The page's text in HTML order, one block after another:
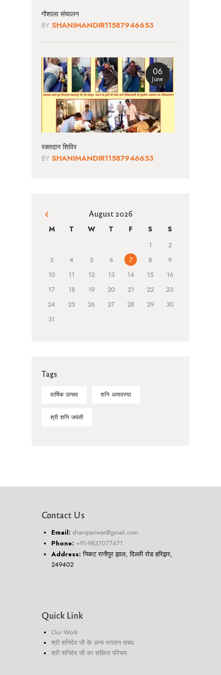
गौशाला संचालन
BY SHANIMANDIR11587946653
06
June
रक्तदान शिविर
BY SHANIMANDIR11587946653
August 2026
M T W T F S S
1
2
3
4 5 6 7 8
9
10
11 12 13 14 15
16
17
18 19 20 21 22
23
24
25 26 27 28 29
30
31
« Jun
Tags
वार्षिक उत्सव शनि अमावस्या
श्री शनि जयंती
Contact Us
Email: shanipariwar@gmail.com
Phone: +91-9837077471
Address:निकट रानीपुर झाल, दिल्ली रोड हरिद्वार,
249402
Quick Link
Our Work
श्री शनिदेव जी के अन्य भगवान संबंध
श्री शनिदेव जी का संक्षिप्त परिचय